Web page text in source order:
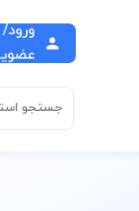
ورود/
جستجو